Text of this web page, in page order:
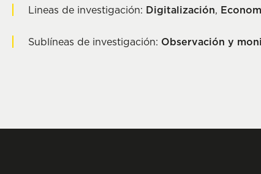
Lineas de investigación: Digitalización,
Sublíneas de investigación: Observación y